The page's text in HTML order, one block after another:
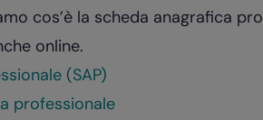
cos’è la scheda anagrafica
online.
(SAP)
professionale